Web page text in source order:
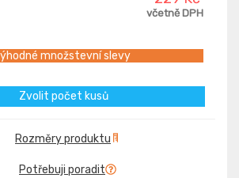
včetně DPH
množstevní slevy
Zvolit počet kusů
Rozměry produktu
Potřebuji poradit